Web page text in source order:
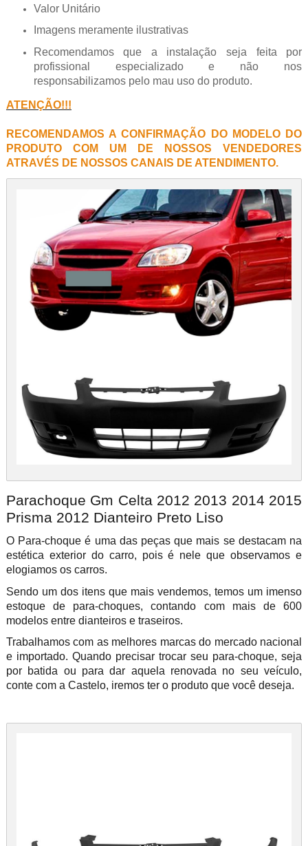
Valor Unitário
Imagens meramente ilustrativas
Recomendamos que a instalação seja feita por
profissional especializado e não nos
responsabilizamos pelo mau uso do produto.
ATENÇÃO!!!
RECOMENDAMOS A CONFIRMAÇÃO DO MODELO DO
PRODUTO COM UM DE NOSSOS VENDEDORES
ATRAVÉS DE NOSSOS CANAIS DE ATENDIMENTO.
Parachoque Gm Celta 2012 2013 2014 2015
Prisma 2012 Dianteiro Preto Liso
O Para-choque é uma das peças que mais se destacam na
estética exterior do carro, pois é nele que observamos e
elogiamos os carros.
Sendo um dos itens que mais vendemos, temos um imenso
estoque de para-choques, contando com mais de 600
modelos entre dianteiros e traseiros.
Trabalhamos com as melhores marcas do mercado nacional
e importado. Quando precisar trocar seu para-choque, seja
por batida ou para dar aquela renovada no seu veículo,
conte com a Castelo, iremos ter o produto que você deseja.